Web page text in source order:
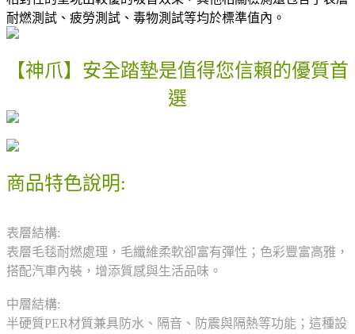
耐燃測試、疲勞測試、毒物測試等均於標準值內。
【神爪】安全踏墊是值得您信賴的優質首
選
商品特色說明:
表層結構:
表層毛毯耐燃處理，毛纖維柔軟卻富有彈性；色彩豐富高雅，
搭配汽車內裝，增添質感與生活品味。
中層結構:
半硬質PER材質兼具防水、隔音、防震與隔熱等功能；這種設